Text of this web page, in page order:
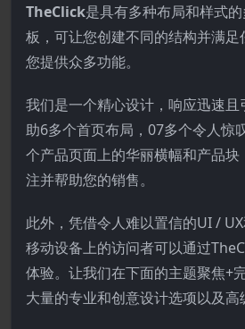
TheClick是具有多种布局和样式
板，可让您创建不同的结构并满
您提供众多功能。
我们是一个精心设计，响应迅速
助6多个首页布局，07多个令人惊
个产品页面上的华丽横幅和产品
注并帮助您的销售。
此外，凭借令人难以置信的UI / UX
移动设备上的访问者可以通过
体验。让我们在下面的主题聚焦+
大量的专业和创意设计选项以及高